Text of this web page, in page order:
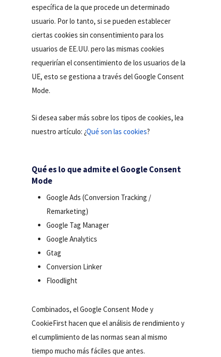
específica de la que procede un determinado
usuario. Por lo tanto, si se pueden establecer
ciertas cookies sin consentimiento para los
usuarios de EE.UU. pero las mismas cookies
requerirían el consentimiento de los usuarios de la
UE, esto se gestiona a través del Google Consent
Mode.
Si desea saber más sobre los tipos de cookies, lea
nuestro artículo: ¿Qué son las cookies?
Qué es lo que admite el Google Consent
Mode
Google Ads (Conversion Tracking /
Remarketing)
Google Tag Manager
Google Analytics
Gtag
Conversion Linker
Floodlight
Combinados, el Google Consent Mode y
CookieFirst hacen que el análisis de rendimiento y
el cumplimiento de las normas sean al mismo
tiempo mucho más fáciles que antes.